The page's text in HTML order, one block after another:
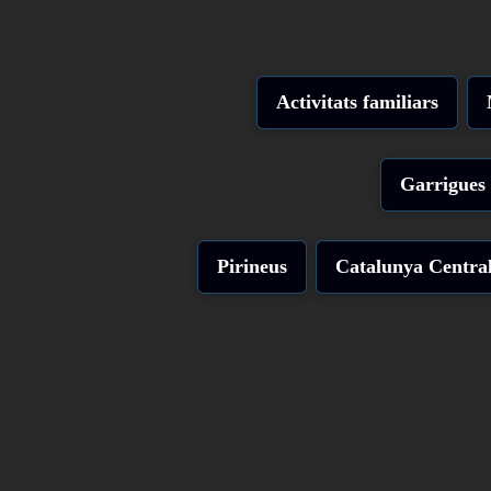
Activitats familiars
Garrigues
Pirineus Catalunya